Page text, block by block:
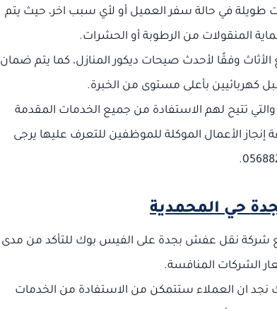
طويلة في حالة سفر العميل أو لأي سبب اخر، حيث يتم
المنقولات من الرطوبة أو الحشرات.
وفقًا لأحدث صيحات ديكور المنازل، كما يتم ضمان
كهربائيين بأعلى مستوى من الخبرة.
تتيح لهم الاستفادة من جميع الخدمات المقدمة
الأعمال الموكلة للموظفين للتعرف عليها يرجى
حي المحمدية
شركة نقل عفش بجدة على الفيس بوك للتأكد من مدى
الشركات المنافسة.
نجد ان العملاء ستتمكن من الاستفادة من الخدمات